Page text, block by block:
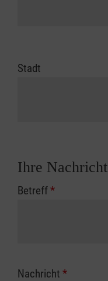
Stadt
Ihre Nachricht
Betreff*
Nachricht *